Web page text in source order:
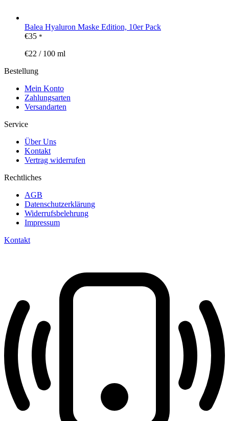
Balea Hyaluron Maske Edition, 10er Pack
€35 *
€22 / 100 ml
Bestellung
Mein Konto
Zahlungsarten
Versandarten
Service
Über Uns
Kontakt
Vertrag widerrufen
Rechtliches
AGB
Datenschutzerklärung
Widerrufsbelehrung
Impressum
Kontakt